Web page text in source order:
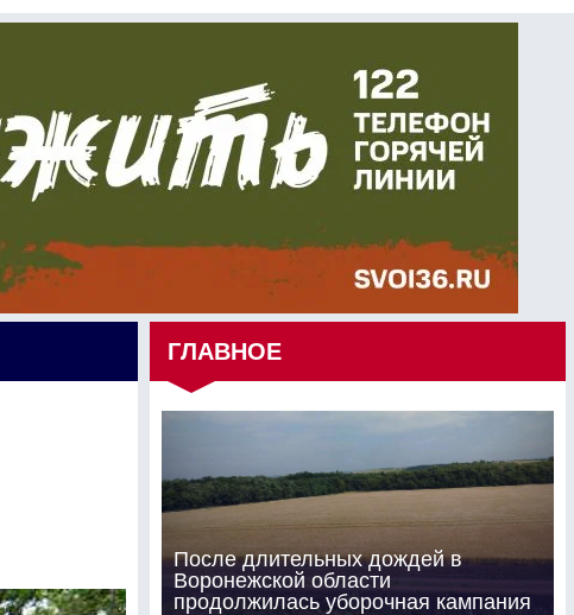
ГЛАВНОЕ
После длительных дождей в
Воронежской области
продолжилась уборочная кампания